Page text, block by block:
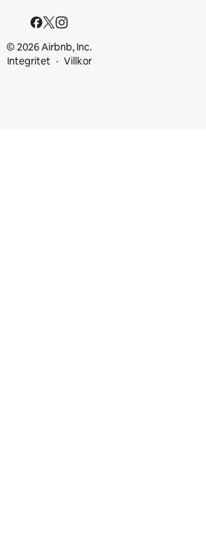
© 2026 Airbnb, Inc.
Integritet
Villkor